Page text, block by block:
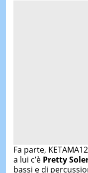
Fa parte,
a lui c’è Pretty
bassi e di